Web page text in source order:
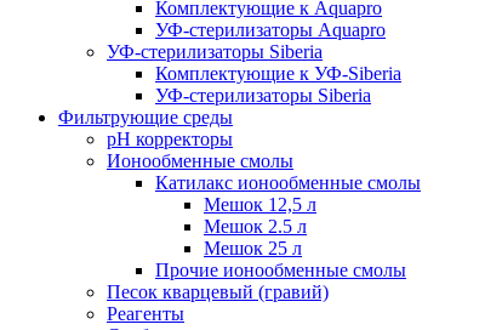
Комплектующие к Aquapro
УФ-стерилизаторы Aquapro
УФ-стерилизаторы Siberia
Комплектующие к УФ-Siberia
УФ-стерилизаторы Siberia
Фильтрующие среды
pH корректоры
Ионообменные смолы
Катилакс ионообменные смолы
Мешок 12,5 л
Мешок 2.5 л
Мешок 25 л
Прочие ионообменные смолы
Песок кварцевый (гравий)
Реагенты